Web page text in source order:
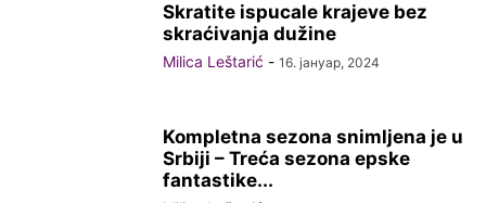
Skratite ispucale krajeve bez
skraćivanja dužine
Milica Leštarić - 16. јануар, 2024
Kompletna sezona snimljena je u
Srbiji – Treća sezona epske
fantastike...